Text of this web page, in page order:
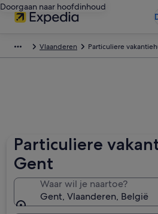
Doorgaan naar hoofdinhoud
Vlaanderen Particuliere
Particuliere
Gent
Waar wil je naartoe?
Gent, Vlaanderen, België